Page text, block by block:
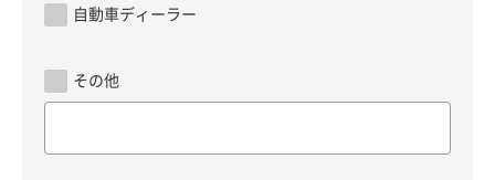
自動車ディーラー
その他